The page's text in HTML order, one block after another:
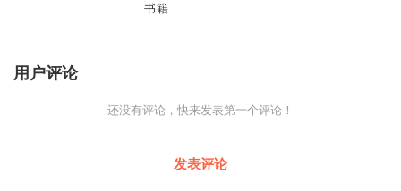
书籍
用户评论
还没有评论，快来发表第一个评论！
发表评论